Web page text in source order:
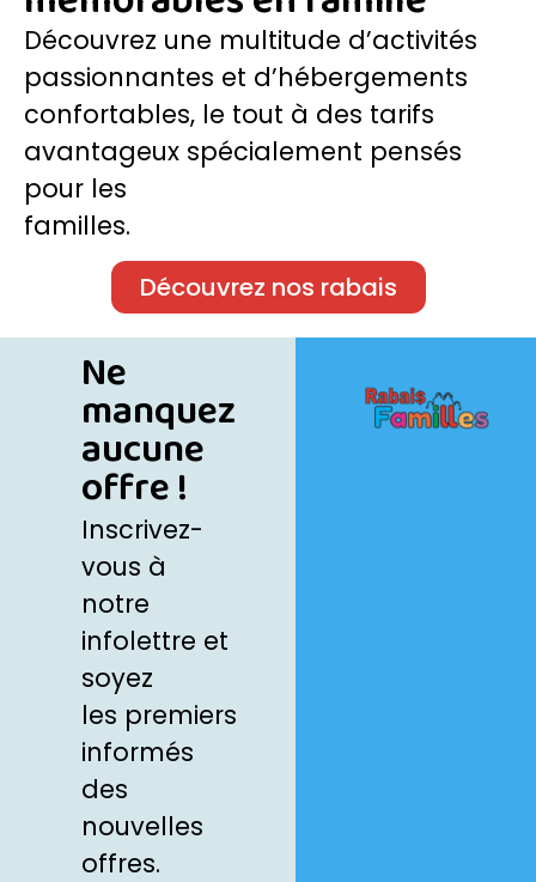
Découvrez une multitude d’activités
passionnantes et d’hébergements
confortables, le tout à des tarifs
avantageux spécialement pensés
pour les
familles.
Découvrez nos rabais
Ne
manquez
aucune
offre !
Inscrivez-
vous à
notre
infolettre et
soyez
les premiers
informés
des
nouvelles
offres.